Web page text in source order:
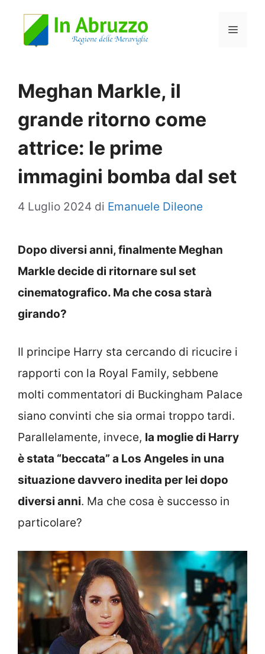
Menu
Meghan Markle, il
grande ritorno come
attrice: le prime
immagini bomba dal set
4 Luglio 2024 di Emanuele Dileone
Dopo diversi anni, finalmente Meghan
Markle decide di ritornare sul set
cinematografico. Ma che cosa starà
girando?
Il principe Harry sta cercando di ricucire i
rapporti con la Royal Family, sebbene
molti commentatori di Buckingham Palace
siano convinti che sia ormai troppo tardi.
Parallelamente, invece, la moglie di Harry
è stata “beccata” a Los Angeles in una
situazione davvero inedita per lei dopo
diversi anni. Ma che cosa è successo in
particolare?